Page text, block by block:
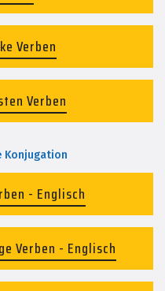
Verben
Verben
Konjugation
- Englisch
Verben - Englisch